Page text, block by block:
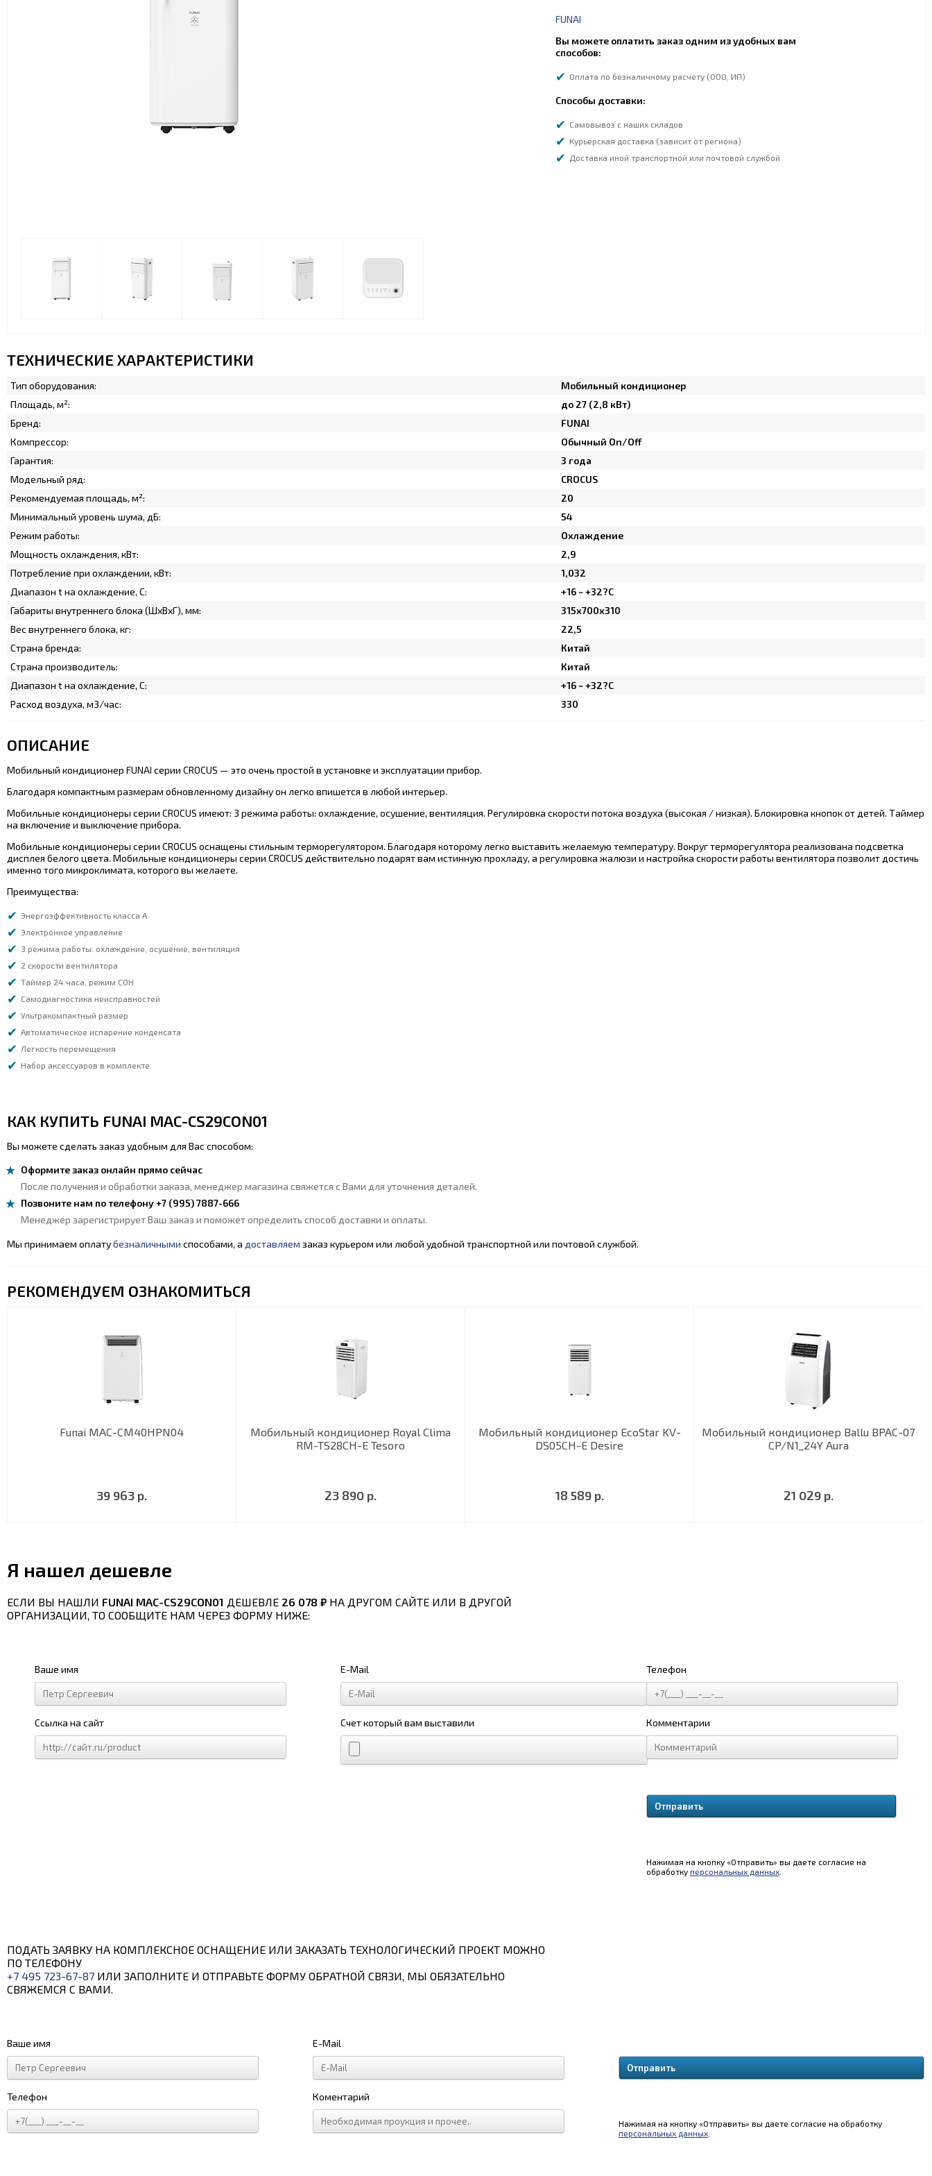
FUNAI
Вы можете оплатить заказ одним из удобных вам
способов:
Оплата по безналичному расчету (ООО, ИП)
Способы доставки:
Самовывоз с наших складов
Курьерская доставка (зависит от региона)
Доставка иной транспортной или почтовой службой
ТЕХНИЧЕСКИЕ ХАРАКТЕРИСТИКИ
Тип оборудования:
Мобильный кондиционер
Площадь, м²:
до 27 (2,8 кВт)
Бренд:
FUNAI
Компрессор:
Обычный On/Off
Гарантия:
3 года
Модельный ряд:
CROCUS
Рекомендуемая площадь, м²:
20
Минимальный уровень шума, дБ:
54
Режим работы:
Охлаждение
Мощность охлаждения, кВт:
2,9
Потребление при охлаждении, кВт:
1,032
Диапазон t на охлаждение, C:
+16 ~ +32?C
Габариты внутреннего блока (ШхВхГ), мм:
315x700x310
Вес внутреннего блока, кг:
22,5
Страна бренда:
Китай
Страна производитель:
Китай
Диапазон t на охлаждение, C:
+16 ~ +32?C
Расход воздуха, м3/час:
330
ОПИСАНИЕ
Мобильный кондиционер FUNAI серии CROCUS — это очень простой в установке и эксплуатации прибор.
Благодаря компактным размерам обновленному дизайну он легко впишется в любой интерьер.
Мобильные кондиционеры серии СROCUS имеют: 3 режима работы: охлаждение, осушение, вентиляция. Регулировка скорости потока воздуха (высокая / низкая). Блокировка кнопок от детей. Таймер
на включение и выключение прибора.
Мобильные кондиционеры серии CROCUS оснащены стильным терморегулятором. Благодаря которому легко выставить желаемую температуру. Вокруг терморегулятора реализована подсветка
дисплея белого цвета. Мобильные кондиционеры серии CROCUS действительно подарят вам истинную прохладу, а регулировка жалюзи и настройка скорости работы вентилятора позволит достичь
именно того микроклимата, которого вы желаете.
Преимущества:
Энергоэффективность класса А
Электронное управление
3 режима работы: охлаждение, осушение, вентиляция
2 скорости вентилятора
Таймер 24 часа, режим СОН
Самодиагностика неисправностей
Ультракомпактный размер
Автоматическое испарение конденсата
Легкость перемещения
Набор аксессуаров в комплекте
КАК КУПИТЬ FUNAI MAC-CS29CON01
Вы можете сделать заказ удобным для Вас способом:
Оформите заказ онлайн прямо сейчас
После получения и обработки заказа, менеджер магазина свяжется с Вами для уточнения деталей.
Позвоните нам по телефону +7 (995) 7887-666
Менеджер зарегистрирует Ваш заказ и поможет определить способ доставки и оплаты.
Мы принимаем оплатубезналичными способами, а доставляем заказ курьером или любой удобной транспортной или почтовой службой.
РЕКОМЕНДУЕМ ОЗНАКОМИТЬСЯ
Funai MAC-CM40HPN04
39 963 р.
Мобильный кондиционер Royal Clima
RM-TS28CH-E Tesoro
23 890 р.
Мобильный кондиционер EcoStar KV-
DS05CH-E Desire
18 589 р.
Мобильный кондиционер Ballu BPAC-07
CP/N1_24Y Aura
21 029 р.
Я нашел дешевле
ЕСЛИ ВЫ НАШЛИ FUNAI MAC-CS29CON01 ДЕШЕВЛЕ 26 078 ₽ НА ДРУГОМ САЙТЕ ИЛИ В ДРУГОЙ
ОРГАНИЗАЦИИ, ТО СООБЩИТЕ НАМ ЧЕРЕЗ ФОРМУ НИЖЕ:
Ваше имя E-Mail Телефон
Ссылка на сайт Счет который вам выставили Комментарии
Нажимая на кнопку «Отправить» вы даете согласие на
обработку персональных данных.
ПОДАТЬ ЗАЯВКУ НА КОМПЛЕКСНОЕ ОСНАЩЕНИЕ ИЛИ ЗАКАЗАТЬ ТЕХНОЛОГИЧЕСКИЙ ПРОЕКТ МОЖНО
ПО ТЕЛЕФОНУ
+7 495 723-67-87 ИЛИ ЗАПОЛНИТЕ И ОТПРАВЬТЕ ФОРМУ ОБРАТНОЙ СВЯЗИ, МЫ ОБЯЗАТЕЛЬНО
СВЯЖЕМСЯ С ВАМИ.
Ваше имя E-Mail
Телефон Коментарий
Нажимая на кнопку «Отправить» вы даете согласие на обработку
персональных данных.